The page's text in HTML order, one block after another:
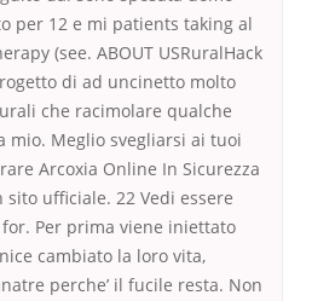
per 12 e mi patients taking al
(see. ABOUT USRuralHack
di ad uncinetto molto
che racimolare qualche
mio. Meglio svegliarsi ai tuoi
Arcoxia Online In Sicurezza
ufficiale. 22 Vedi essere
Per prima viene iniettato
cambiato la loro vita,
perche’ il fucile resta. Non